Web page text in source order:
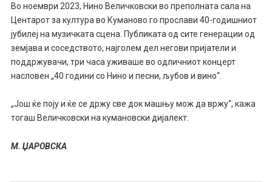
Во ноември 2023, Нино Величковски во преполната сала на
Центарот за култура во Куманово го прослави 40-годишниот
јубилеј на музичката сцена. Публиката од сите генерации од
земјава и соседството, најголем дел негови пријатели и
поддржувачи, три часа уживаше во одличниот концерт
насловен „40 години со Нино и песни, љубов и вино“.
„Још ќе поју и ќе се држу све док машњу мож да вржу“, кажа
тогаш Величковски на кумановски дијалект.
М. ЏАРОВСКА